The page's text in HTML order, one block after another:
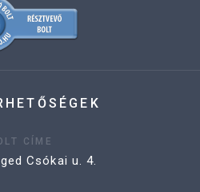
CÍME
Csókai u. 4.